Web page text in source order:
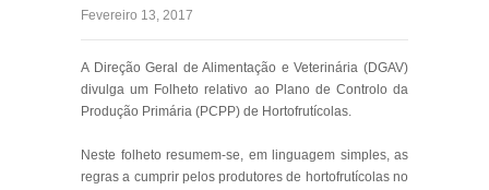
Fevereiro 13, 2017
A Direção Geral de Alimentação e Veterinária (DGAV)
divulga um Folheto relativo ao Plano de Controlo da
Produção Primária (PCPP) de Hortofrutícolas.
Neste folheto resumem-se, em linguagem simples, as
regras a cumprir pelos produtores de hortofrutícolas no